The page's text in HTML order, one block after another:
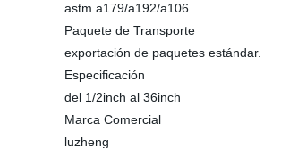
astm a179/a192/a106
Paquete de Transporte
exportación de paquetes estándar.
Especificación
del 1/2inch al 36inch
Marca Comercial
luzheng